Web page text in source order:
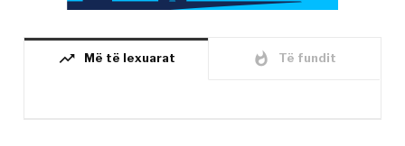
trending_up Më të lexuarat whatshot Të fundit